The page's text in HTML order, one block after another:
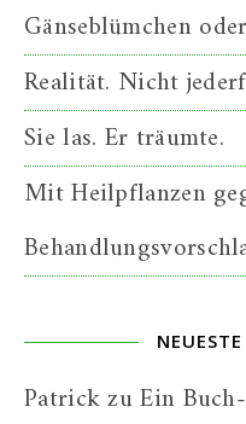
Gänseblümchen
Realität. Nicht
Sie las. Er träumte.
Mit Heilpflanzen
PatrickzuEin